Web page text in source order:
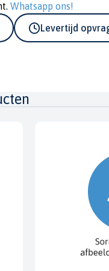
Whatsapp ons!
Levertijd